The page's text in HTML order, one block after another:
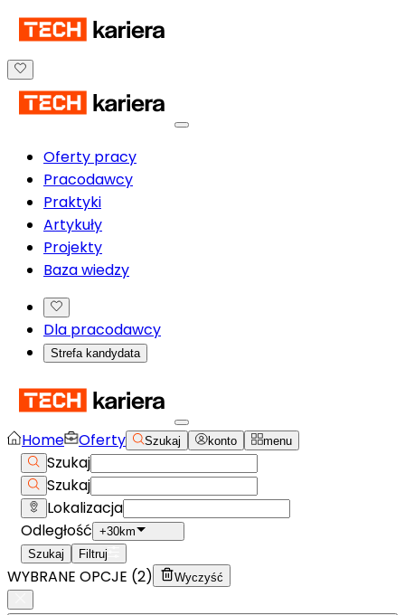
Oferty pracy
Pracodawcy
Praktyki
Artykuły
Projekty
Baza wiedzy
Dla pracodawcy
Strefa kandydata
Home Oferty Szukaj konto menu
Szukaj
Szukaj
Lokalizacja
Odległość +30km
Szukaj
Filtruj
WYBRANE OPCJE (2) Wyczyść